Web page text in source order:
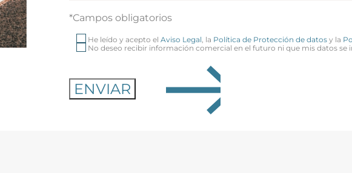
*Campos obligatorios
He leído y acepto el Aviso Legal , la Política de Protección de datos y la
No deseo recibir información comercial en el futuro ni que mis datos se